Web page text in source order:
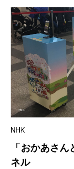
NHK
「おかあさ
ネル